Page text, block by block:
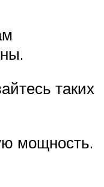
таких
мощность.